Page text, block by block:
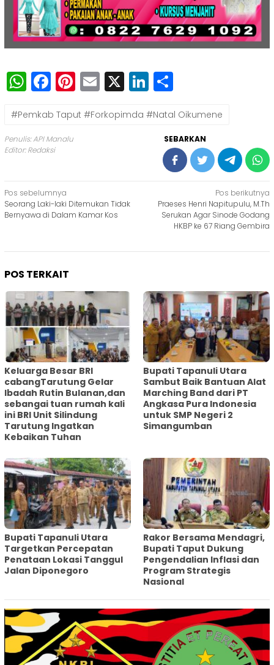
WhatsApp
Facebook
Pinterest
Email
X LinkedIn
#Pemkab Taput #Forkopimda #Natal Oikumene
Penulis: API Manalu
Editor: Redaksi
SEBARKAN
Navigasi
pos
Pos sebelumnya
Seorang Laki-laki Ditemukan Tidak
Bernyawa di Dalam Kamar Kos
Pos berikutnya
Praeses Henri Napitupulu, M.Th
Serukan Agar Sinode Godang
HKBP ke 67 Riang Gembira
POS TERKAIT
Keluarga Besar BRI
cabangTarutung Gelar
Ibadah Rutin Bulanan,dan
sebangai tuan rumah kali
ini BRI Unit Silindung
Tarutung Ingatkan
Kebaikan Tuhan
Bupati Tapanuli Utara
Sambut Baik Bantuan Alat
Marching Band dari PT
Angkasa Pura Indonesia
untuk SMP Negeri 2
Simangumban
‎Bupati Tapanuli Utara
Targetkan Percepatan
Penataan Lokasi Tanggul
Jalan Diponegoro
Rakor Bersama Mendagri,
Bupati Taput Dukung
Pengendalian Inflasi dan
Program Strategis
Nasional‎